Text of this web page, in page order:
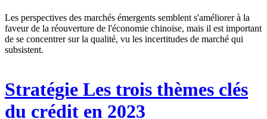
Les perspectives des marchés émergents semblent s'améliorer à la
faveur de la réouverture de l'économie chinoise, mais il est important
de se concentrer sur la qualité, vu les incertitudes de marché qui
subsistent.
Stratégie Les trois thèmes clés
du crédit en 2023